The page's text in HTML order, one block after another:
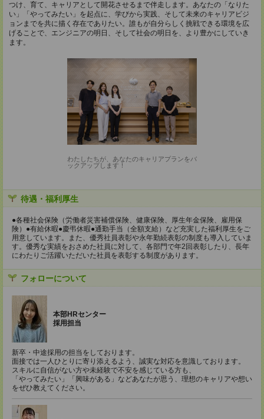
つけ、育て、キャリアとして開花させるまで伴走します。あなたの「なりた
い」「やってみたい」を起点に、学びから実践、そして未来のキャリアビジ
ョンまでを共に描く存在でありたい。誰もが自分らしく挑戦できる環境を広
げることで、エンジニアの明日、そして社会の明日を、より豊かにしていき
ます。
わたしたちが、あなたのキャリアプランをバ
ックアップします！
待遇・福利厚生
●各種社会保険（労働者災害補償保険、健康保険、厚生年金保険、雇用保
険）●有給休暇●慶弔休暇●通勤手当（全額支給）など充実した福利厚生をご
用意しています。また、優秀社員表彰や永年勤続表彰の制度も導入していま
す。優秀な実績をおさめた社員に対して、各部門で年2回表彰したり、長年
にわたりご活躍いただいた社員を表彰する制度があります。
フォローについて
本部HRセンター
採用担当
新卒・中途採用の担当をしております。
面接では一人ひとりに寄り添えるよう、誠実な対応を意識しております。
スキルに自信がない方や未経験で不安を感じている方も、
「やってみたい」「興味がある」などあなたが思う、理想のキャリアや想い
をぜひ教えてください。